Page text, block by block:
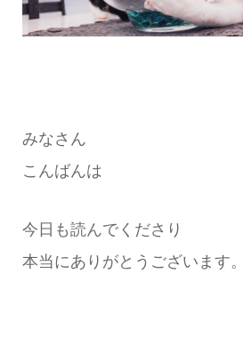
みなさん
こんばんは
今日も読んでくださり
本当にありがとうございます。